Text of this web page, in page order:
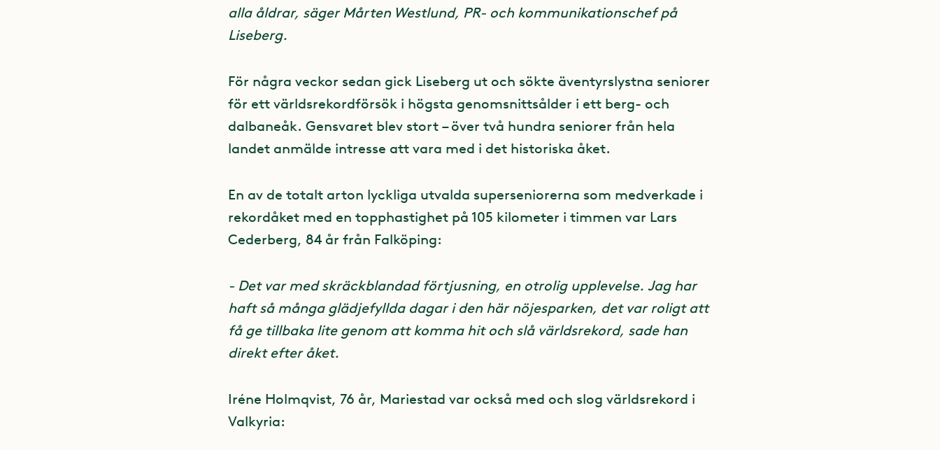
alla åldrar, säger Mårten Westlund, PR- och kommunikationschef på
Liseberg.
För några veckor sedan gick Liseberg ut och sökte äventyrslystna seniorer
för ett världsrekordförsök i högsta genomsnittsålder i ett berg- och
dalbaneåk. Gensvaret blev stort – över två hundra seniorer från hela
landet anmälde intresse att vara med i det historiska åket.
En av de totalt arton lyckliga utvalda superseniorerna som medverkade i
rekordåket med en topphastighet på 105 kilometer i timmen var Lars
Cederberg, 84 år från Falköping:
- Det var med skräckblandad förtjusning, en otrolig upplevelse. Jag har
haft så många glädjefyllda dagar i den här nöjesparken, det var roligt att
få ge tillbaka lite genom att komma hit och slå världsrekord, sade han
direkt efter åket.
Iréne Holmqvist, 76 år, Mariestad var också med och slog världsrekord i
Valkyria: